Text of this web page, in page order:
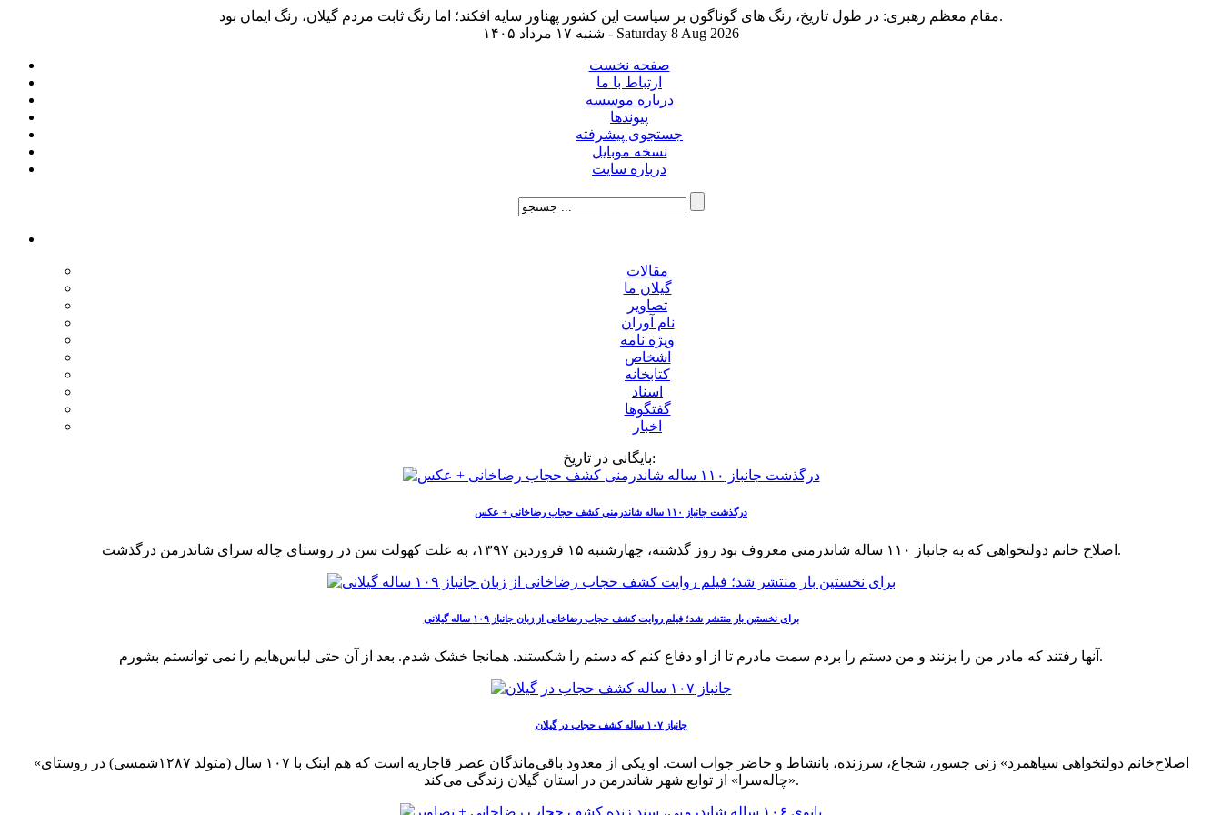
مقام معظم رهبری: در طول تاریخ، رنگ های گوناگون بر سیاست این کشور پهناور سایه افکند؛ اما رنگ ثابت مردم گیلان، رنگ ایمان بود.
شنبه ۱۷ مرداد ۱۴۰۵ - Saturday 8 Aug 2026
صفحه نخست
ارتباط با ما
درباره موسسه
پیوندها
جستجوی پیشرفته
نسخه موبایل
درباره سایت
مقالات
گیلان ما
تصاویر
نام آوران
ویژه نامه
اشخاص
کتابخانه
اسناد
گفتگوها
اخبار
بایگانی در تاریخ:
درگذشت جانباز ۱۱۰ ساله شاندرمنی کشف حجاب رضاخانی + عکس
اصلاح خانم دولتخواهی که به جانباز ۱۱۰ ساله شاندرمنی معروف بود روز گذشته، چهارشنبه ۱۵ فروردین ۱۳۹۷، به علت کهولت سن در روستای چاله سرای شاندرمن درگذشت.
برای نخستین بار منتشر شد؛ فیلم روایت کشف حجاب رضاخانی از زبان جانباز ۱۰۹ ساله گیلانی
آنها رفتند که مادر من را بزنند و من دستم را بردم سمت مادرم تا از او دفاع کنم که دستم را شکستند. همانجا خشک شدم. بعد از آن حتی لباس‌هایم را نمی توانستم بشورم.
جانباز ۱۰۷ ساله کشف حجاب در گیلان
«اصلاح‌خانم دولتخواهی سیاهمرد» زنی جسور، شجاع، سرزنده، بانشاط و حاضر جواب است. او یکی از معدود باقی‌ماندگان عصر قاجاریه است که هم اینک با ۱۰۷ سال (متولد ۱۲۸۷شمسی) در روستای
«چاله‌سرا» از توابع شهر شاندرمن در استان گیلان زندگی می‌کند.